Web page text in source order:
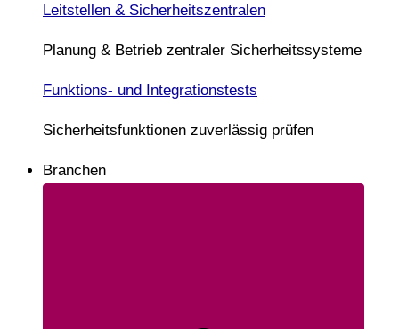
Leitstellen & Sicherheitszentralen
Planung & Betrieb zentraler Sicherheitssysteme
Funktions- und Integrationstests
Sicherheitsfunktionen zuverlässig prüfen
Branchen